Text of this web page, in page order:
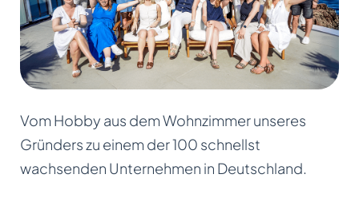
Vom Hobby aus dem Wohnzimmer unseres
Gründers zu einem der 100 schnellst
wachsenden Unternehmen in Deutschland.